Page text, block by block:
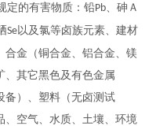
定的有害物质：铅Pb、砷Ａ
Se以及氯等卤族元素、建材
合金（铜合金、铝合金、镁
、其它黑色及有色金属
备）、塑料（无卤测试
、空气、水质、土壤、环境